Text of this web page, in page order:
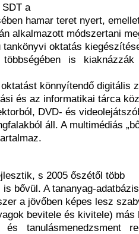
a
hamar teret nyert,
alkalmazott módszertani
tankönyvi oktatás
is
könnyítendő digitális
és az informatikai tárca
DVD- és
áll. A multimédiás
s 2005 őszétől több
bővül. A tananyag-
a jövőben képes lesz
bevitele és kivitele) más
és tanulásmenedzsment